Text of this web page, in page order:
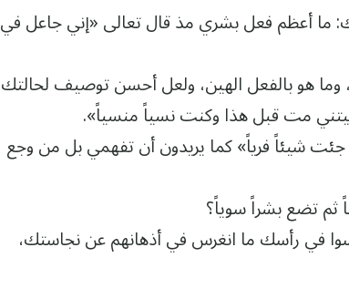
ما أعظم فعل بشري مذ قال تعالى «إني جاعل في
هو بالفعل الهين، ولعل أحسن توصيف لحالتك
مت قبل هذا وكنت نسياً منسياً».
شيئاً فرياً» كما يريدون أن تفهمي بل من وجع
تضع بشراً سوياً؟
في رأسك ما انغرس في أذهانهم عن نجاستك،